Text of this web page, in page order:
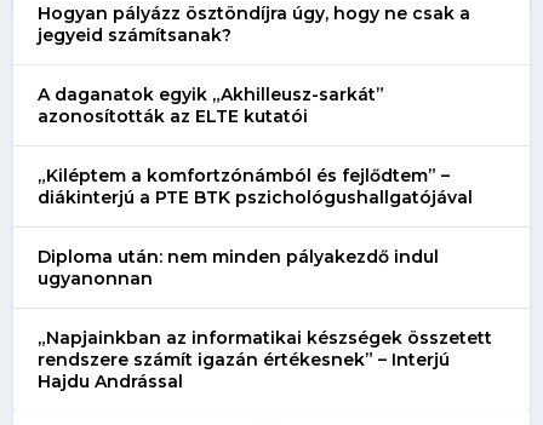
Hogyan pályázz ösztöndíjra úgy, hogy ne csak a
jegyeid számítsanak?
A daganatok egyik „Akhilleusz-sarkát”
azonosították az ELTE kutatói
„Kiléptem a komfortzónámból és fejlődtem” –
diákinterjú a PTE BTK pszichológushallgatójával
Diploma után: nem minden pályakezdő indul
ugyanonnan
„Napjainkban az informatikai készségek összetett
rendszere számít igazán értékesnek” – Interjú
Hajdu Andrással